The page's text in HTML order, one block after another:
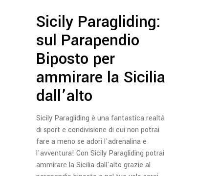
Sicily Paragliding:
sul Parapendio
Biposto per
ammirare la Sicilia
dall’alto
Sicily Paragliding è una fantastica realtà
di sport e condivisione di cui non potrai
fare a meno se adori l'adrenalina e
l'avventura! Con Sicily Paragliding potrai
ammirare la Sicilia dall'alto grazie al